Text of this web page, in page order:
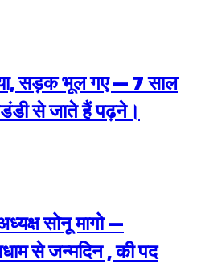
सड़क भूल गए — 7 साल
से जाते हैं पढ़ने।
सोनू मागो —
से जन्मदिन , की पद